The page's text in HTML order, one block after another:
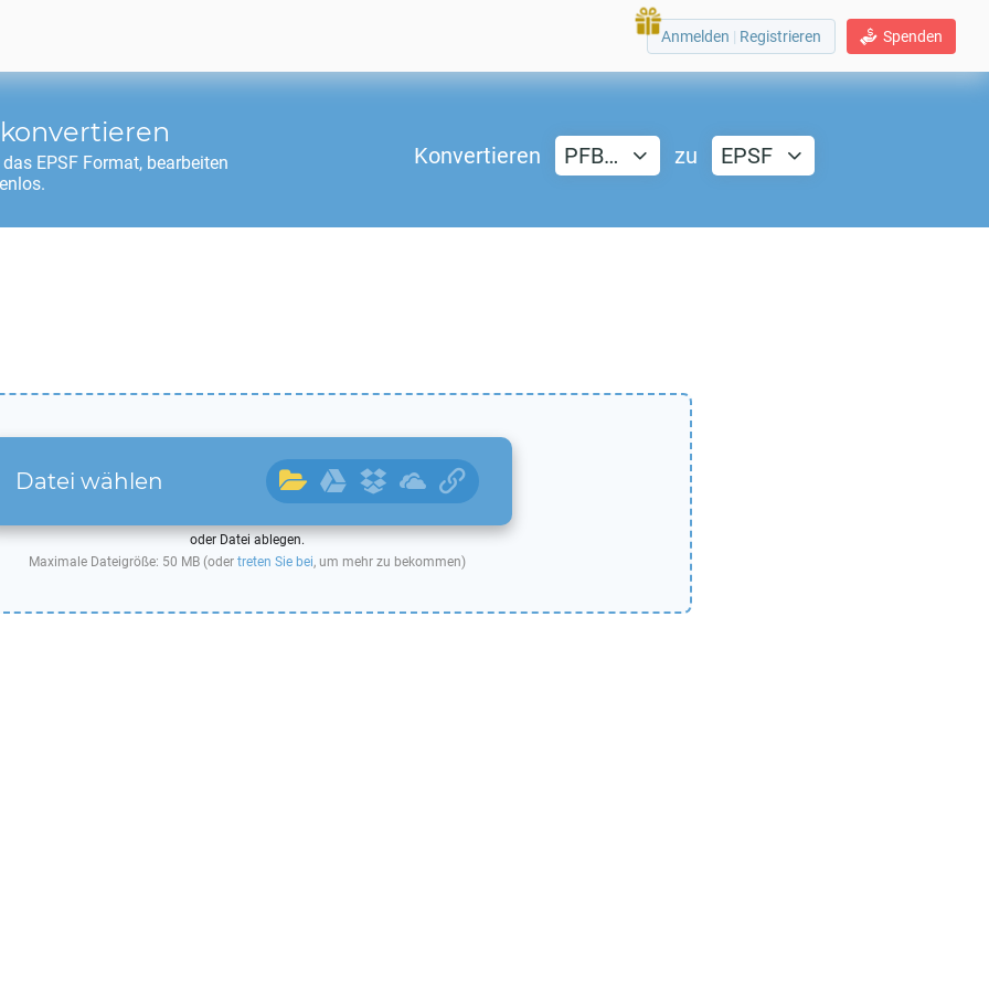
Spenden
Anmelden | Registrieren
konvertieren
das EPSF Format, bearbeiten
Konvertieren PFB… zu EPSF
Datei wählen
oder Datei ablegen.
Maximale Dateigröße: 50 MB (oder treten Sie bei, um mehr zu bekommen)